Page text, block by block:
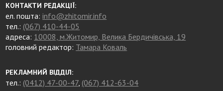
КОНТАКТИ РЕДАКЦІЇ:
ел. пошта:info@zhitomir.info
тел.: (067) 410-44-05
адреса: 10008, м.Житомир, Велика Бердичівська, 19
головний редактор: Тамара Коваль
РЕКЛАМНИЙ ВІДДІЛ:
тел.: (0412) 47-00-47, (067) 412-63-04